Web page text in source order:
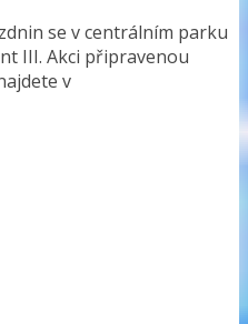
se v centrálním parku
III. Akci připravenou
v